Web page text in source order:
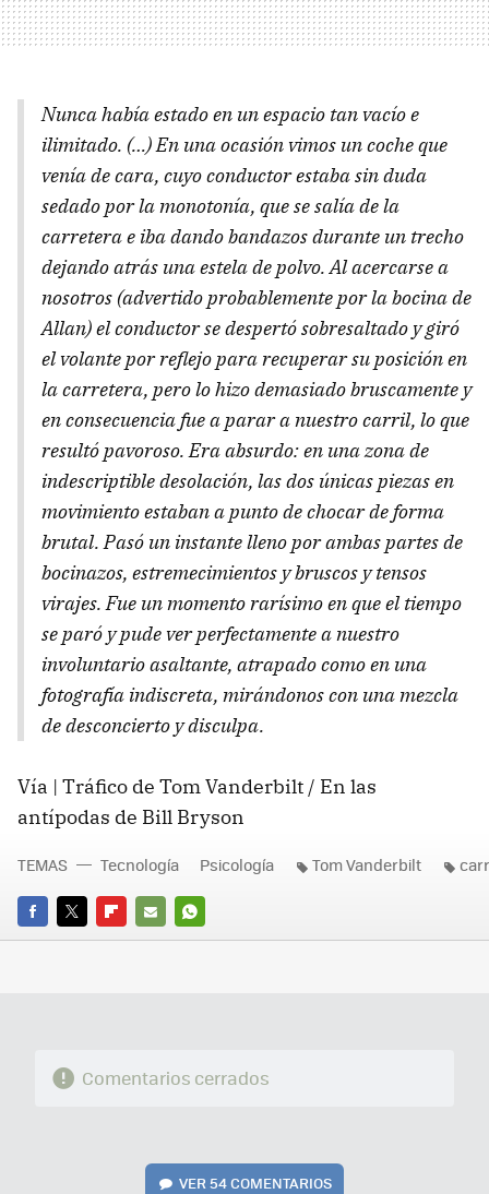
Nunca había estado en un espacio tan vacío e
ilimitado. (…) En una ocasión vimos un coche que
venía de cara, cuyo conductor estaba sin duda
sedado por la monotonía, que se salía de la
carretera e iba dando bandazos durante un trecho
dejando atrás una estela de polvo. Al acercarse a
nosotros (advertido probablemente por la bocina de
Allan) el conductor se despertó sobresaltado y giró
el volante por reflejo para recuperar su posición en
la carretera, pero lo hizo demasiado bruscamente y
en consecuencia fue a parar a nuestro carril, lo que
resultó pavoroso. Era absurdo: en una zona de
indescriptible desolación, las dos únicas piezas en
movimiento estaban a punto de chocar de forma
brutal. Pasó un instante lleno por ambas partes de
bocinazos, estremecimientos y bruscos y tensos
virajes. Fue un momento rarísimo en que el tiempo
se paró y pude ver perfectamente a nuestro
involuntario asaltante, atrapado como en una
fotografía indiscreta, mirándonos con una mezcla
de desconcierto y disculpa.
Vía | Tráfico de Tom Vanderbilt / En las
antípodas de Bill Bryson
FACEBOOK
TWITTERFLIPBOARD
E-
WHATSAPP
TEMAS Tecnología Psicología Tom Vanderbilt
Comentarios cerrados
VER 54 COMENTARIOS